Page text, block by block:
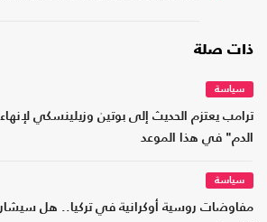
ذات صلة
سياسة
ترامب يعتزم الحديث إلى بوتين وزيلينسكي
الدم" في هذا الموعد
سياسة
مفاوضات روسية أوكرانية في تركيا.. هل